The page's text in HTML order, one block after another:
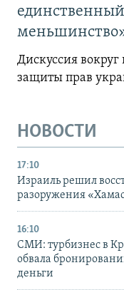
Дискуссия
защиты прав
НОВОСТИ
17:10
Израиль решил
разоружения
16:10
СМИ: турбизнес в
обвала
деньги